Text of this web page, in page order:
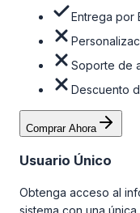
Entrega por
Soporte de
Descuento
Comprar Ahora
Usuario Único
Obtenga acceso al